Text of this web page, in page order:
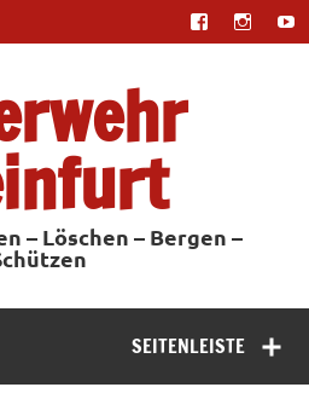
– Löschen – Bergen –
SEITENLEISTE